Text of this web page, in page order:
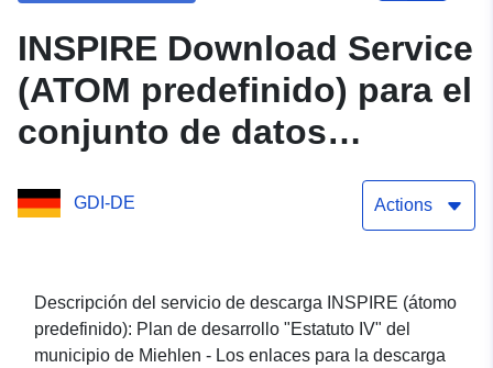
INSPIRE Download Service
(ATOM predefinido) para el
conjunto de datos
GDI-DE Actions
Descripción del servicio de descarga INSPIRE (átomo
predefinido): Plan de desarrollo "Estatuto IV" del
municipio de Miehlen - Los enlaces para la descarga